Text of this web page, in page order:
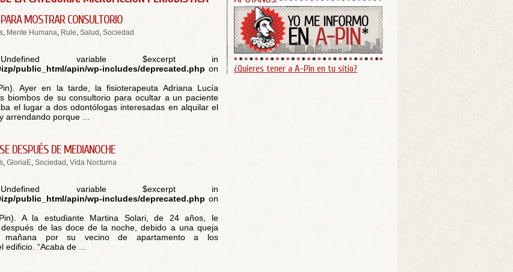
MOSTRAR CONSULTORIO
, Mente Humana, Rule, Salud , Sociedad
variable $excerpt in
public_html/apin/wp-includes/deprecated.php on
Ayer en la tarde, la fisioterapeuta Adriana Lucía
biombos de su consultorio para ocultar a un paciente
el lugar a dos odontólogas interesadas en alquilar el
arrendando porque ...
DESPUÉS DE MEDIANOCHE
, GloriaE, Sociedad , Vida Nocturna
variable $excerpt in
public_html/apin/wp-includes/deprecated.php on
A la estudiante Martina Solari, de 24 años, le
de las doce de la noche, debido a una queja
mañana por su vecino de apartamento a los
“Acaba de ...
¿Quieres tener a A-Pin en tu sitio?